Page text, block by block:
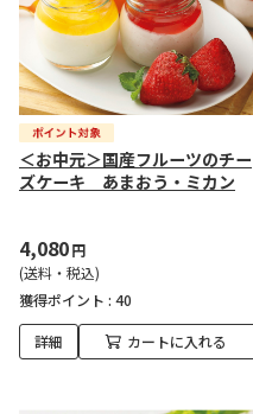
＜お中元＞国産フルーツのチー
ズケーキ あまおう・ミカン
4,080円
(送料・税込)
獲得ポイント : 40
詳細 カートに入れる